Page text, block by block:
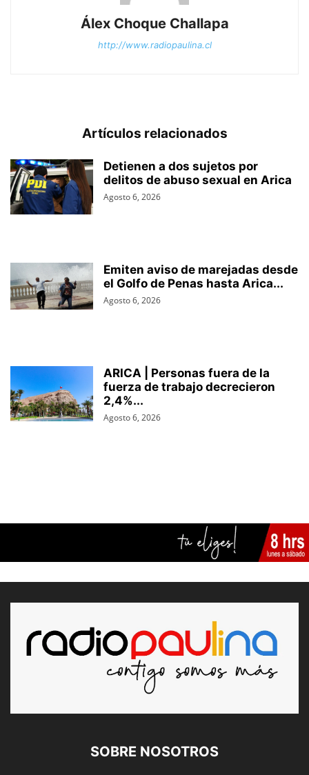
Álex Choque Challapa
http://www.radiopaulina.cl
Artículos relacionados
Detienen a dos sujetos por
delitos de abuso sexual en Arica
Agosto 6, 2026
Emiten aviso de marejadas desde
el Golfo de Penas hasta Arica...
Agosto 6, 2026
ARICA | Personas fuera de la
fuerza de trabajo decrecieron
2,4%...
Agosto 6, 2026
SOBRE NOSOTROS